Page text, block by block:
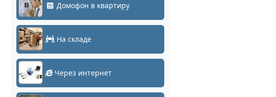
Домофон в квартиру
На складе
Через интернет